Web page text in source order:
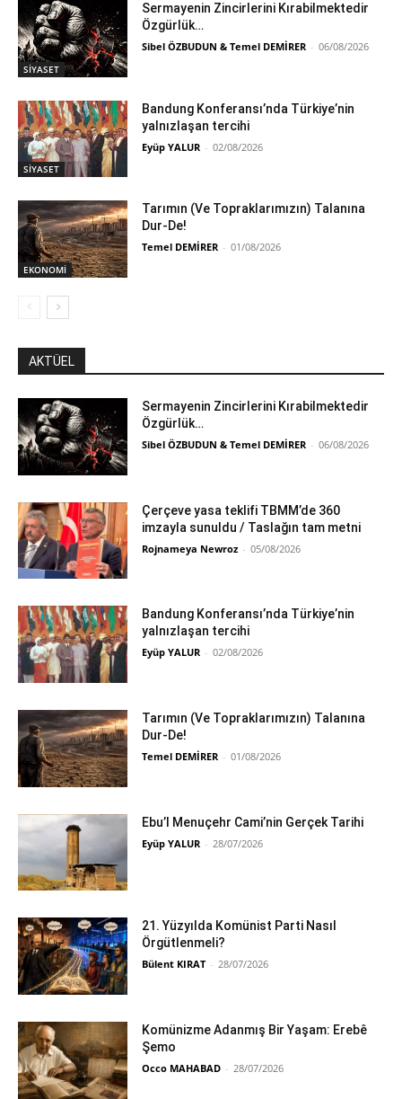
SİYASET
Sermayenin Zincirlerini Kırabilmektedir
Özgürlük…
Sibel ÖZBUDUN & Temel DEMİRER - 06/08/2026
SİYASET
Bandung Konferansı’nda Türkiye’nin
yalnızlaşan tercihi
Eyüp YALUR - 02/08/2026
EKONOMİ
Tarımın (Ve Topraklarımızın) Talanına
Dur-De!
Temel DEMİRER - 01/08/2026
AKTÜEL
Sermayenin Zincirlerini Kırabilmektedir
Özgürlük…
Sibel ÖZBUDUN & Temel DEMİRER - 06/08/2026
Çerçeve yasa teklifi TBMM’de 360
imzayla sunuldu / Taslağın tam metni
Rojnameya Newroz - 05/08/2026
Bandung Konferansı’nda Türkiye’nin
yalnızlaşan tercihi
Eyüp YALUR - 02/08/2026
Tarımın (Ve Topraklarımızın) Talanına
Dur-De!
Temel DEMİRER - 01/08/2026
Ebu’l Menuçehr Cami’nin Gerçek Tarihi
Eyüp YALUR - 28/07/2026
21. Yüzyılda Komünist Parti Nasıl
Örgütlenmeli?
Bülent KIRAT - 28/07/2026
Komünizme Adanmış Bir Yaşam: Erebê
Şemo
Occo MAHABAD - 28/07/2026